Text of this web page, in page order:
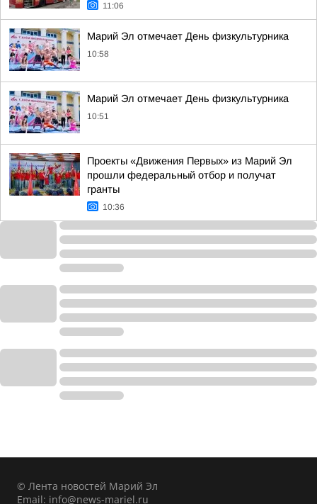
11:06
Марий Эл отмечает День физкультурника
10:58
Марий Эл отмечает День физкультурника
10:51
Проекты «Движения Первых» из Марий Эл
прошли федеральный отбор и получат
гранты
10:36
© Лента новостей Марий Эл
Email: info@news-mariel.ru